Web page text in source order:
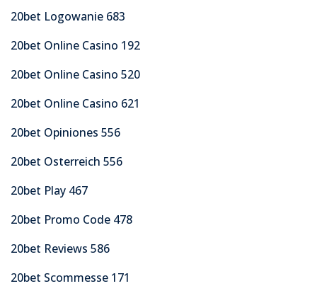
20bet Logowanie 683
20bet Online Casino 192
20bet Online Casino 520
20bet Online Casino 621
20bet Opiniones 556
20bet Osterreich 556
20bet Play 467
20bet Promo Code 478
20bet Reviews 586
20bet Scommesse 171